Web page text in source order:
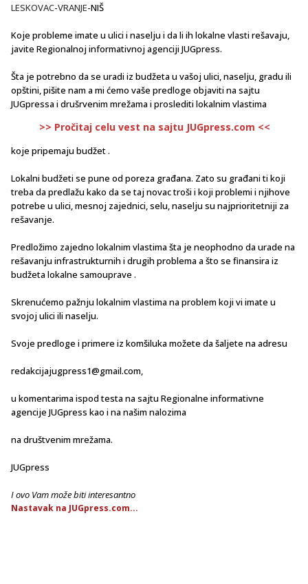
LESKOVAC-VRANJE-NIŠ
Koje probleme imate u ulici i naselju i da li ih lokalne vlasti rešavaju,
javite Regionalnoj informativnoj agenciji JUGpress.
Šta je potrebno da se uradi iz budžeta u vašoj ulici, naselju, gradu ili
opštini, pišite nam a mi ćemo vaše predloge objaviti na sajtu
JUGpressa i drušrvenim mrežama i proslediti lokalnim vlastima
>> Pročitaj celu vest na sajtu JUGpress.com <<
koje pripemaju budžet .
Lokalni budžeti se pune od poreza građana. Zato su građani ti koji
treba da predlažu kako da se taj novac troši i koji problemi i njihove
potrebe u ulici, mesnoj zajednici, selu, naselju su najprioritetniji za
rešavanje.
Predložimo zajedno lokalnim vlastima šta je neophodno da urade na
rešavanju infrastrukturnih i drugih problema a što se finansira iz
budžeta lokalne samouprave .
Skrenućemo pažnju lokalnim vlastima na problem koji vi imate u
svojoj ulici ili naselju.
Svoje predloge i primere iz komšiluka možete da šaljete na adresu
redakcijajugpress1@gmail.com,
u komentarima ispod testa na sajtu Regionalne informativne
agencije JUGpress kao i na našim nalozima
na društvenim mrežama.
JUGpress
I ovo Vam može biti interesantno
Nastavak na JUGpress.com...